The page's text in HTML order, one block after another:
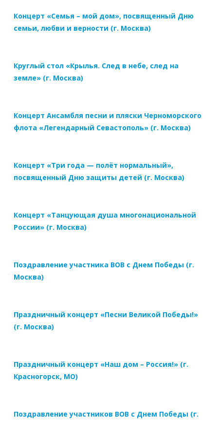
Концерт «Семья – мой дом», посвященный Дню
семьи, любви и верности (г. Москва)
Круглый стол «Крылья. След в небе, след на
земле» (г. Москва)
Концерт Ансамбля песни и пляски Черноморского
флота «Легендарный Севастополь» (г. Москва)
Концерт «Три года — полёт нормальный»,
посвященный Дню защиты детей (г. Москва)
Концерт «Танцующая душа многонациональной
России» (г. Москва)
Поздравление участника ВОВ с Днем Победы (г.
Москва)
Праздничный концерт «Песни Великой Победы!»
(г. Москва)
Праздничный концерт «Наш дом – Россия!» (г.
Красногорск, МО)
Поздравление участников ВОВ с Днем Победы (г.